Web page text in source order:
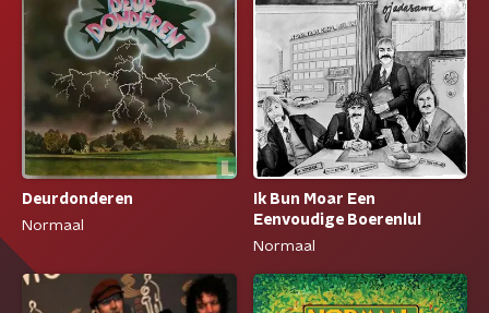
Deurdonderen
Normaal
Ik Bun Moar Een
Eenvoudige Boerenlul
Normaal